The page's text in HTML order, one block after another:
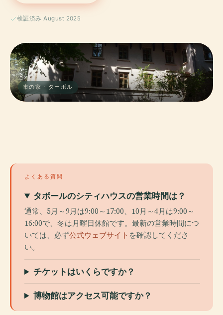
検証済み August 2025
市の家 · ターボル
よくある質問
タボールのシティハウスの営業時間は？
通常、5月～9月は9:00～17:00、10月～4月は9:00～
16:00で、冬は月曜日休館です。最新の営業時間につ
いては、必ず公式ウェブサイト を確認してくださ
い。
チケットはいくらですか？
博物館はアクセス可能ですか？